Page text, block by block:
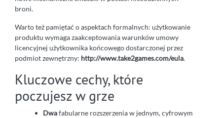
broni.
Warto też pamiętać o aspektach formalnych: użytkowanie
produktu wymaga zaakceptowania warunków umowy
licencyjnej użytkownika końcowego dostarczonej przez
podmiot zewnętrzny: http://www.take2games.com/eula.
Kluczowe cechy, które
poczujesz w grze
Dwafabularne rozszerzenia w jednym, cyfrowym